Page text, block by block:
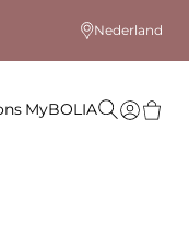
Nederland
MyBOLIA